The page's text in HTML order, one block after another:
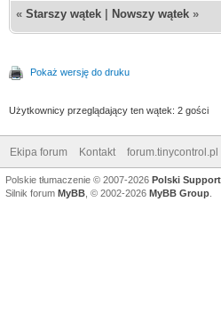
« Starszy wątek Nowszy wątek »
Pokaż wersję do druku
Użytkownicy przeglądający ten wątek: 2 gości
Ekipa forum Kontakt forum.tinycontrol.pl
Polskie tłumaczenie © 2007-2026 Polski
Silnik forum MyBB , © 2002-2026 MyBB Group